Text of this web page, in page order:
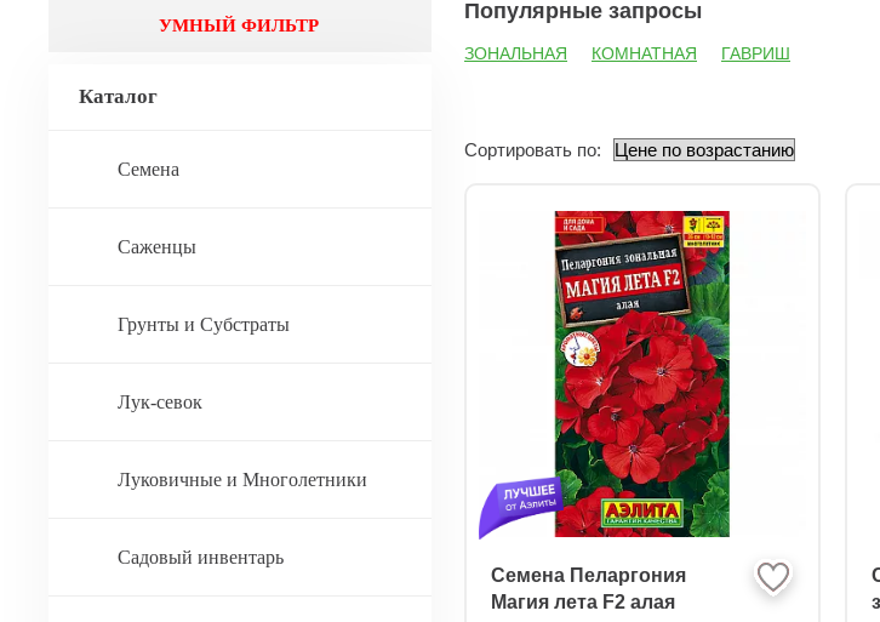
УМНЫЙ ФИЛЬТР
Каталог
Семена
Саженцы
Грунты и Субстраты
Лук-севок
Луковичные и Многолетники
Садовый инвентарь
Популярные запросы
ЗОНАЛЬНАЯ КОМНАТНАЯ ГАВРИШ
Сортировать по:
Семена Пеларгония
Магия лета F2 алая